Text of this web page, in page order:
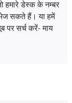
हमारे डेस्क के नम्बर
सकते हैं। या हमें
पर सर्च करें- माय